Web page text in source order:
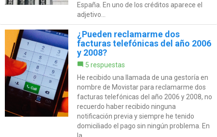
España. En uno de los créditos aparece el
adjetivo...
¿Pueden reclamarme dos
facturas telefónicas del año 2006
y 2008?
5 respuestas
He recibido una llamada de una gestoría en
nombre de Movistar para reclamarme dos
facturas telefónicas del año 2006 y 2008, no
recuerdo haber recibido ninguna
notificación previa y siempre he tenido
domiciliado el pago sin ningún problema. En
la...